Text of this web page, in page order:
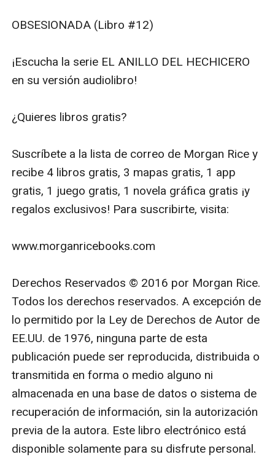
OBSESIONADA (Libro #12)
¡Escucha la serie EL ANILLO DEL HECHICERO
en su versión audiolibro!
¿Quieres libros gratis?
Suscríbete a la lista de correo de Morgan Rice y
recibe 4 libros gratis, 3 mapas gratis, 1 app
gratis, 1 juego gratis, 1 novela gráfica gratis ¡y
regalos exclusivos! Para suscribirte, visita:
www.morganricebooks.com
Derechos Reservados © 2016 por Morgan Rice.
Todos los derechos reservados. A excepción de
lo permitido por la Ley de Derechos de Autor de
EE.UU. de 1976, ninguna parte de esta
publicación puede ser reproducida, distribuida o
transmitida en forma o medio alguno ni
almacenada en una base de datos o sistema de
recuperación de información, sin la autorización
previa de la autora. Este libro electrónico está
disponible solamente para su disfrute personal.